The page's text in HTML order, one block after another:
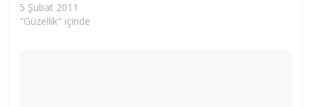
5 Şubat 2011
"Güzellik" içinde